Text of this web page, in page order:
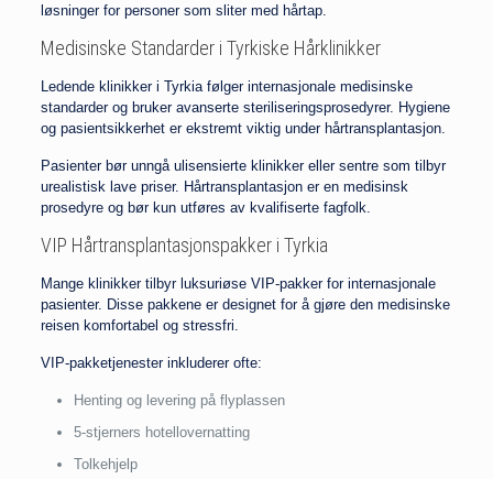
løsninger for personer som sliter med hårtap.
Medisinske Standarder i Tyrkiske Hårklinikker
Ledende klinikker i Tyrkia følger internasjonale medisinske
standarder og bruker avanserte steriliseringsprosedyrer. Hygiene
og pasientsikkerhet er ekstremt viktig under hårtransplantasjon.
Pasienter bør unngå ulisensierte klinikker eller sentre som tilbyr
urealistisk lave priser. Hårtransplantasjon er en medisinsk
prosedyre og bør kun utføres av kvalifiserte fagfolk.
VIP Hårtransplantasjonspakker i Tyrkia
Mange klinikker tilbyr luksuriøse VIP-pakker for internasjonale
pasienter. Disse pakkene er designet for å gjøre den medisinske
reisen komfortabel og stressfri.
VIP-pakketjenester inkluderer ofte:
Henting og levering på flyplassen
5-stjerners hotellovernatting
Tolkehjelp